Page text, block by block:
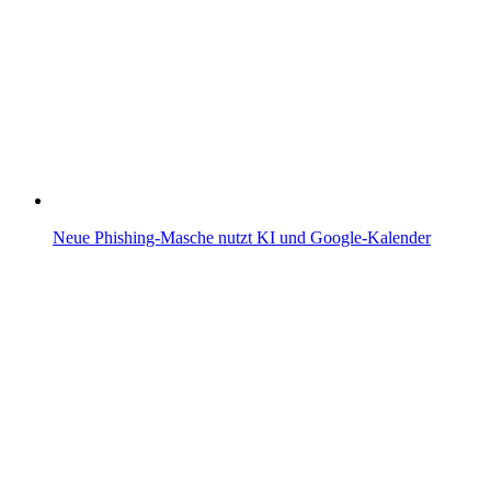
Neue Phishing-Masche nutzt KI und Google-Kalender